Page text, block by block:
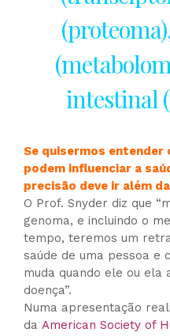
intestinal
Se quisermos
podem influenciar a
precisão deve ir além
O Prof. Snyder diz que
genoma, e incluindo o
tempo, teremos um
saúde de uma pessoa e
muda quando ele ou ela
doença”.
Numa apresentação
da American Society of